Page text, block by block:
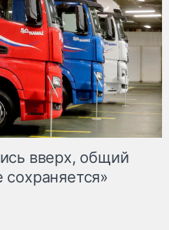
вверх, общий